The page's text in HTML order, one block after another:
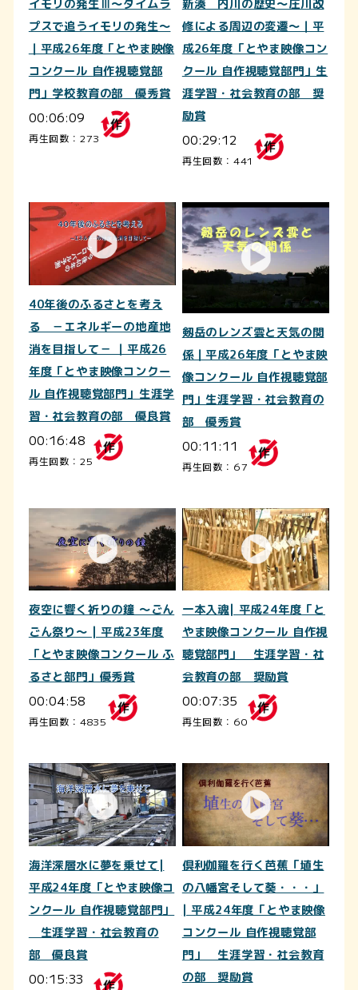
イモリの発生Ⅲ～タイムラ
プスで追うイモリの発生～
｜平成26年度「とやま映像
コンクール 自作視聴覚部
門」学校教育の部 優秀賞
00:06:09
再生回数：273
新湊 内川の歴史～庄川改
修による周辺の変遷～｜平
成26年度「とやま映像コン
クール 自作視聴覚部門」生
涯学習・社会教育の部 奨
励賞
00:29:12
再生回数：441
40年後のふるさとを考え
る －エネルギーの地産地
消を目指して－ ｜平成26
年度「とやま映像コンクー
ル 自作視聴覚部門」生涯学
習・社会教育の部 優良賞
00:16:48
再生回数：25
剱岳のレンズ雲と天気の関
係｜平成26年度「とやま映
像コンクール 自作視聴覚部
門」生涯学習・社会教育の
部 優秀賞
00:11:11
再生回数：67
夜空に響く祈りの鐘 ～ごん
ごん祭り～ | 平成23年度
「とやま映像コンクール ふ
るさと部門」優秀賞
00:04:58
再生回数：4835
一本入魂| 平成24年度「と
やま映像コンクール 自作視
聴覚部門」 生涯学習・社
会教育の部 奨励賞
00:07:35
再生回数：60
海洋深層水に夢を乗せて|
平成24年度「とやま映像コ
ンクール 自作視聴覚部門」
生涯学習・社会教育の
部 優良賞
00:15:33
倶利伽羅を行く芭蕉「埴生
の八幡宮そして葵・・・」
| 平成24年度「とやま映像
コンクール 自作視聴覚部
門」 生涯学習・社会教育
の部 奨励賞